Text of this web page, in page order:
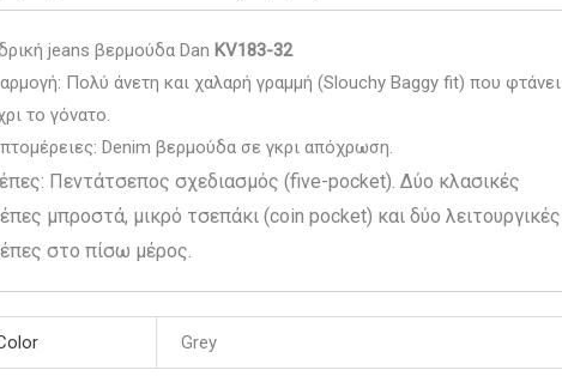
jeans βερμούδα Dan KV183-32
Πολύ άνετη και χαλαρή γραμμή (Slouchy Baggy fit) που φτάνει
το γόνατο.
Denim βερμούδα σε γκρι απόχρωση.
Πεντάτσεπος σχεδιασμός (five-pocket). Δύο κλασικές
μπροστά, μικρό τσεπάκι (coin pocket) και δύο λειτουργικές
στο πίσω μέρος.
Grey